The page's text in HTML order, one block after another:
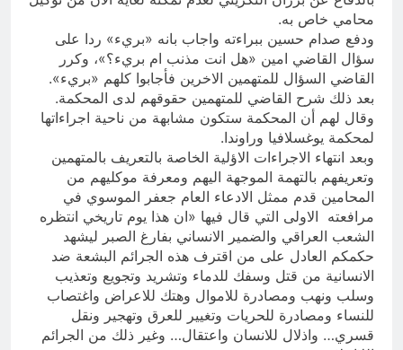
محامي خاص به.
ودفع صدام حسين ببراءته واجاب بانه «بريء» ردا على
سؤال القاضي امين «هل انت مذنب ام بريء؟»، وكرر
القاضي السؤال للمتهمين الاخرين فأجابوا كلهم «بريء».
بعد ذلك شرح القاضي للمتهمين حقوقهم لدى المحكمة.
وقال لهم أن المحكمة ستكون مشابهة من ناحية اجراءاتها
لمحكمة يوغسلافيا وراوندا.
وبعد انتهاء الاجراءات الاؤلية الخاصة بالتعريف بالمتهمين
وتعريفهم بالتهمة الموجهة اليهم ومعرفة موكليهم من
المحامين قدم ممثل الادعاء العام جعفر الموسوي في
مرافعته الاولى التي قال فيها «ان هذا يوم تاريخي انتظره
الشعب العراقي والضمير الانساني بفارغ الصبر ليشهد
حكمكم العادل على من اقترف هذه الجرائم البشعة ضد
الانسانية من قتل وسفك للدماء وتشريد وتجويع وتعذيب
وسلب ونهب ومصادرة للاموال وهتك للاعراض واغتصاب
للنساء ومصادرة للحريات وتغيير للعرق وتهجير ونقل
قسري… واذلال للانسان واعتقال… وغير ذلك من الجرائم